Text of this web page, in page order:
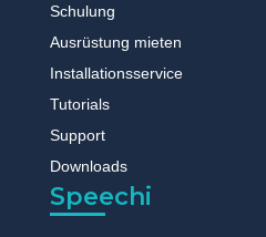
Schulung
Ausrüstung mieten
Installationsservice
Tutorials
Support
Downloads
Speechi